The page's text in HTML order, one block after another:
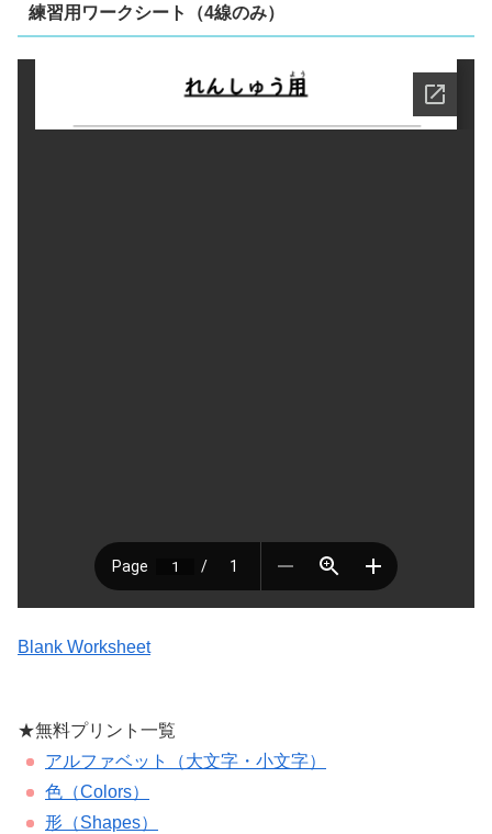
練習用ワークシート（4線のみ）
Blank Worksheet
★無料プリント一覧
アルファベット（大文字・小文字）
色（Colors）
形（Shapes）